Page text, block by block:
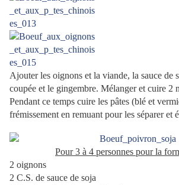
Ajouter les oignons et la viande, la sauce de
coupée et le gingembre. Mélanger et cuire 2
Pendant ce temps cuire les pâtes (blé et
frémissement en remuant pour les séparer et
Pour 3 à 4 personnes pour la
2 oignons
2 C.S. de sauce de soja